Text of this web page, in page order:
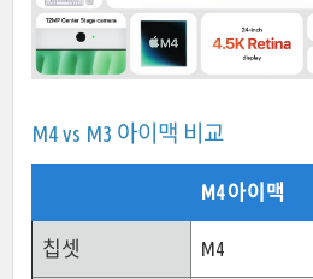
M4 vs M3 아이맥 비교
M4 아이맥
칩셋 M4